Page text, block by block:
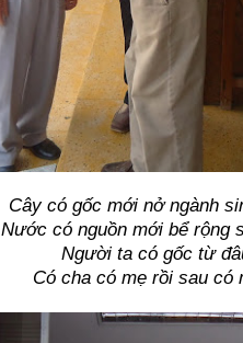
Cây có gốc mới nở ngành
Nước có nguồn mới bể rộng
Người ta có gốc từ
Có cha có mẹ rồi sau có